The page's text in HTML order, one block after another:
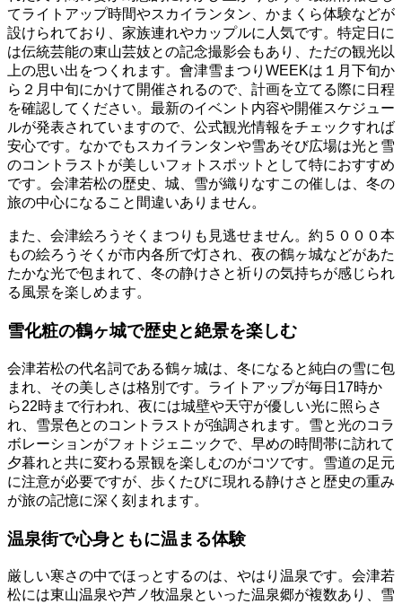
てライトアップ時間やスカイランタン、かまくら体験などが
設けられており、家族連れやカップルに人気です。特定日に
は伝統芸能の東山芸妓との記念撮影会もあり、ただの観光以
上の思い出をつくれます。會津雪まつりWEEKは１月下旬か
ら２月中旬にかけて開催されるので、計画を立てる際に日程
を確認してください。最新のイベント内容や開催スケジュー
ルが発表されていますので、公式観光情報をチェックすれば
安心です。なかでもスカイランタンや雪あそび広場は光と雪
のコントラストが美しいフォトスポットとして特におすすめ
です。会津若松の歴史、城、雪が織りなすこの催しは、冬の
旅の中心になること間違いありません。
また、会津絵ろうそくまつりも見逃せません。約５０００本
もの絵ろうそくが市内各所で灯され、夜の鶴ヶ城などがあた
たかな光で包まれて、冬の静けさと祈りの気持ちが感じられ
る風景を楽しめます。
雪化粧の鶴ヶ城で歴史と絶景を楽しむ
会津若松の代名詞である鶴ヶ城は、冬になると純白の雪に包
まれ、その美しさは格別です。ライトアップが毎日17時か
ら22時まで行われ、夜には城壁や天守が優しい光に照らさ
れ、雪景色とのコントラストが強調されます。雪と光のコラ
ボレーションがフォトジェニックで、早めの時間帯に訪れて
夕暮れと共に変わる景観を楽しむのがコツです。雪道の足元
に注意が必要ですが、歩くたびに現れる静けさと歴史の重み
が旅の記憶に深く刻まれます。
温泉街で心身ともに温まる体験
厳しい寒さの中でほっとするのは、やはり温泉です。会津若
松には東山温泉や芦ノ牧温泉といった温泉郷が複数あり、雪